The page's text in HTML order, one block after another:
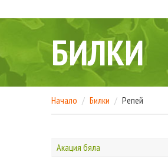
БИЛКИ
Начало Билки Репей
Акация бяла